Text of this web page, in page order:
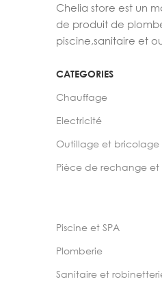
Chelia store est un
de produit de
piscine,sanitaire et
CATEGORIES
Chauffage
Electricité
Outillage et bricolage
Pièce de rechange
Piscine et SPA
Plomberie
Sanitaire et